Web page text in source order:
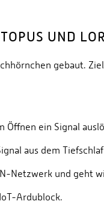
UND
gebaut.
Öffnen ein Signal
aus dem
Netzwerk und geht
Ardublock.